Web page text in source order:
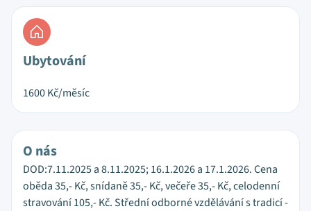
Ubytování
1600Kč/měsíc
O nás
DOD:7.11.2025 a 8.11.2025; 16.1.2026 a 17.1.2026. Cena
oběda 35,- Kč, snídaně 35,- Kč, večeře 35,- Kč, celodenní
stravování 105,- Kč. Střední odborné vzdělávání s tradicí -